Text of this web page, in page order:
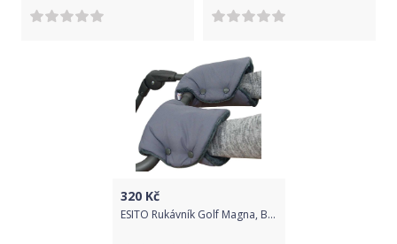
320Kč
ESITO Rukávník Golf Magna, Barva šedá / šedá, Velikost 2 x 45x25 cm